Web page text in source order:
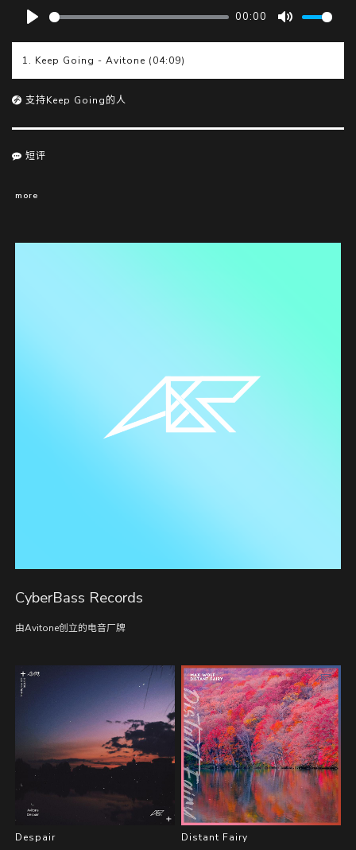
00:00
1. Keep Going - Avitone (04:09)
支持Keep Going的人
短评
more
CyberBass Records
由Avitone创立的电音厂牌
Despair Distant Fairy